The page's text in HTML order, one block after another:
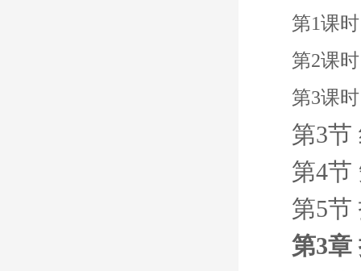
第1课
第2课
第3课
第3节
第4节
第5节
第3章